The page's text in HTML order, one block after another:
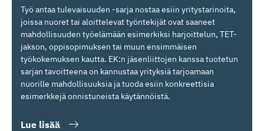
Työ antaa tulevaisuuden -sarja nostaa esiin yritystarinoita,
joissa nuoret tai aloittelevat työntekijät ovat saaneet
mahdollisuuden työelämään esimerkiksi harjoittelun, TET-
jakson, oppisopimuksen tai muun ensimmäisen
työkokemuksen kautta. EK:n jäsenliittojen kanssa tuotetun
sarjan tavoitteena on kannustaa yrityksiä tarjoamaan
nuorille mahdollisuuksia ja tuoda esiin konkreettisia
esimerkkejä onnistuneista käytännöistä.
Lue lisää